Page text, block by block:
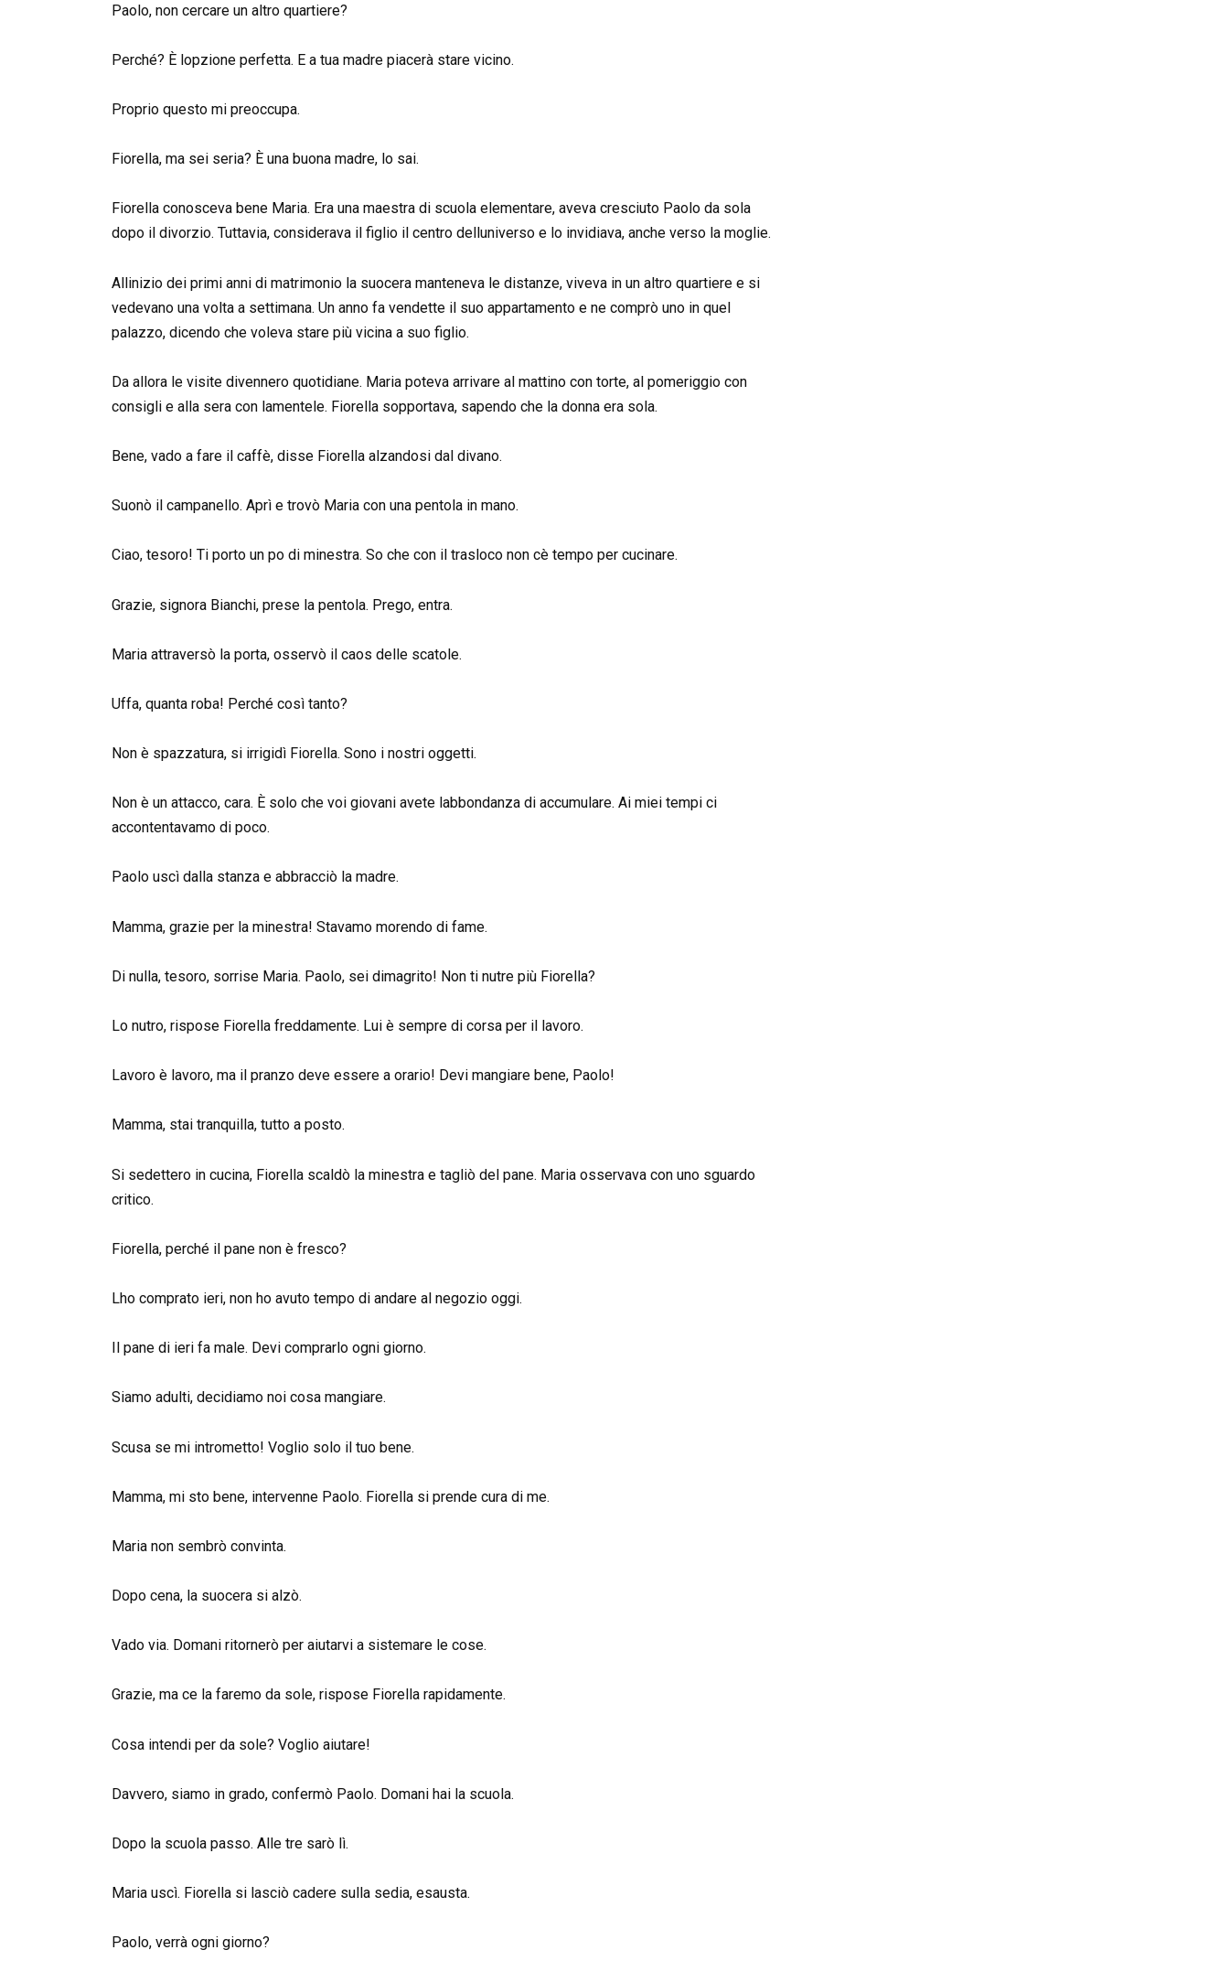
Paolo, non cercare un altro quartiere?
Perché? È lopzione perfetta. E a tua madre piacerà stare vicino.
Proprio questo mi preoccupa.
Fiorella, ma sei seria? È una buona madre, lo sai.
Fiorella conosceva bene Maria. Era una maestra di scuola elementare, aveva cresciuto Paolo da sola
dopo il divorzio. Tuttavia, considerava il figlio il centro delluniverso e lo invidiava, anche verso la moglie.
Allinizio dei primi anni di matrimonio la suocera manteneva le distanze, viveva in un altro quartiere e si
vedevano una volta a settimana. Un anno fa vendette il suo appartamento e ne comprò uno in quel
palazzo, dicendo che voleva stare più vicina a suo figlio.
Da allora le visite divennero quotidiane. Maria poteva arrivare al mattino con torte, al pomeriggio con
consigli e alla sera con lamentele. Fiorella sopportava, sapendo che la donna era sola.
Bene, vado a fare il caffè, disse Fiorella alzandosi dal divano.
Suonò il campanello. Aprì e trovò Maria con una pentola in mano.
Ciao, tesoro! Ti porto un po di minestra. So che con il trasloco non cè tempo per cucinare.
Grazie, signora Bianchi, prese la pentola. Prego, entra.
Maria attraversò la porta, osservò il caos delle scatole.
Uffa, quanta roba! Perché così tanto?
Non è spazzatura, si irrigidì Fiorella. Sono i nostri oggetti.
Non è un attacco, cara. È solo che voi giovani avete labbondanza di accumulare. Ai miei tempi ci
accontentavamo di poco.
Paolo uscì dalla stanza e abbracciò la madre.
Mamma, grazie per la minestra! Stavamo morendo di fame.
Di nulla, tesoro, sorrise Maria. Paolo, sei dimagrito! Non ti nutre più Fiorella?
Lo nutro, rispose Fiorella freddamente. Lui è sempre di corsa per il lavoro.
Lavoro è lavoro, ma il pranzo deve essere a orario! Devi mangiare bene, Paolo!
Mamma, stai tranquilla, tutto a posto.
Si sedettero in cucina, Fiorella scaldò la minestra e tagliò del pane. Maria osservava con uno sguardo
critico.
Fiorella, perché il pane non è fresco?
Lho comprato ieri, non ho avuto tempo di andare al negozio oggi.
Il pane di ieri fa male. Devi comprarlo ogni giorno.
Siamo adulti, decidiamo noi cosa mangiare.
Scusa se mi intrometto! Voglio solo il tuo bene.
Mamma, mi sto bene, intervenne Paolo. Fiorella si prende cura di me.
Maria non sembrò convinta.
Dopo cena, la suocera si alzò.
Vado via. Domani ritornerò per aiutarvi a sistemare le cose.
Grazie, ma ce la faremo da sole, rispose Fiorella rapidamente.
Cosa intendi per da sole? Voglio aiutare!
Davvero, siamo in grado, confermò Paolo. Domani hai la scuola.
Dopo la scuola passo. Alle tre sarò lì.
Maria uscì. Fiorella si lasciò cadere sulla sedia, esausta.
Paolo, verrà ogni giorno?